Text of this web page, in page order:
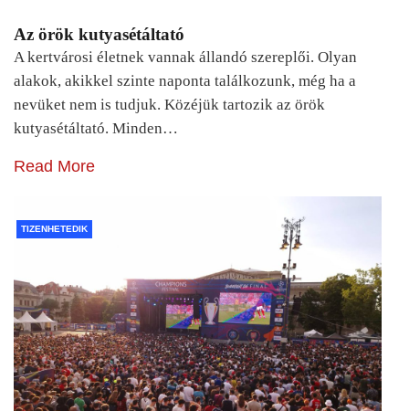
Az örök kutyasétáltató
A kertvárosi életnek vannak állandó szereplői. Olyan
alakok, akikkel szinte naponta találkozunk, még ha a
nevüket nem is tudjuk. Közéjük tartozik az örök
kutyasétáltató. Minden…
Read More
TIZENHETEDIK